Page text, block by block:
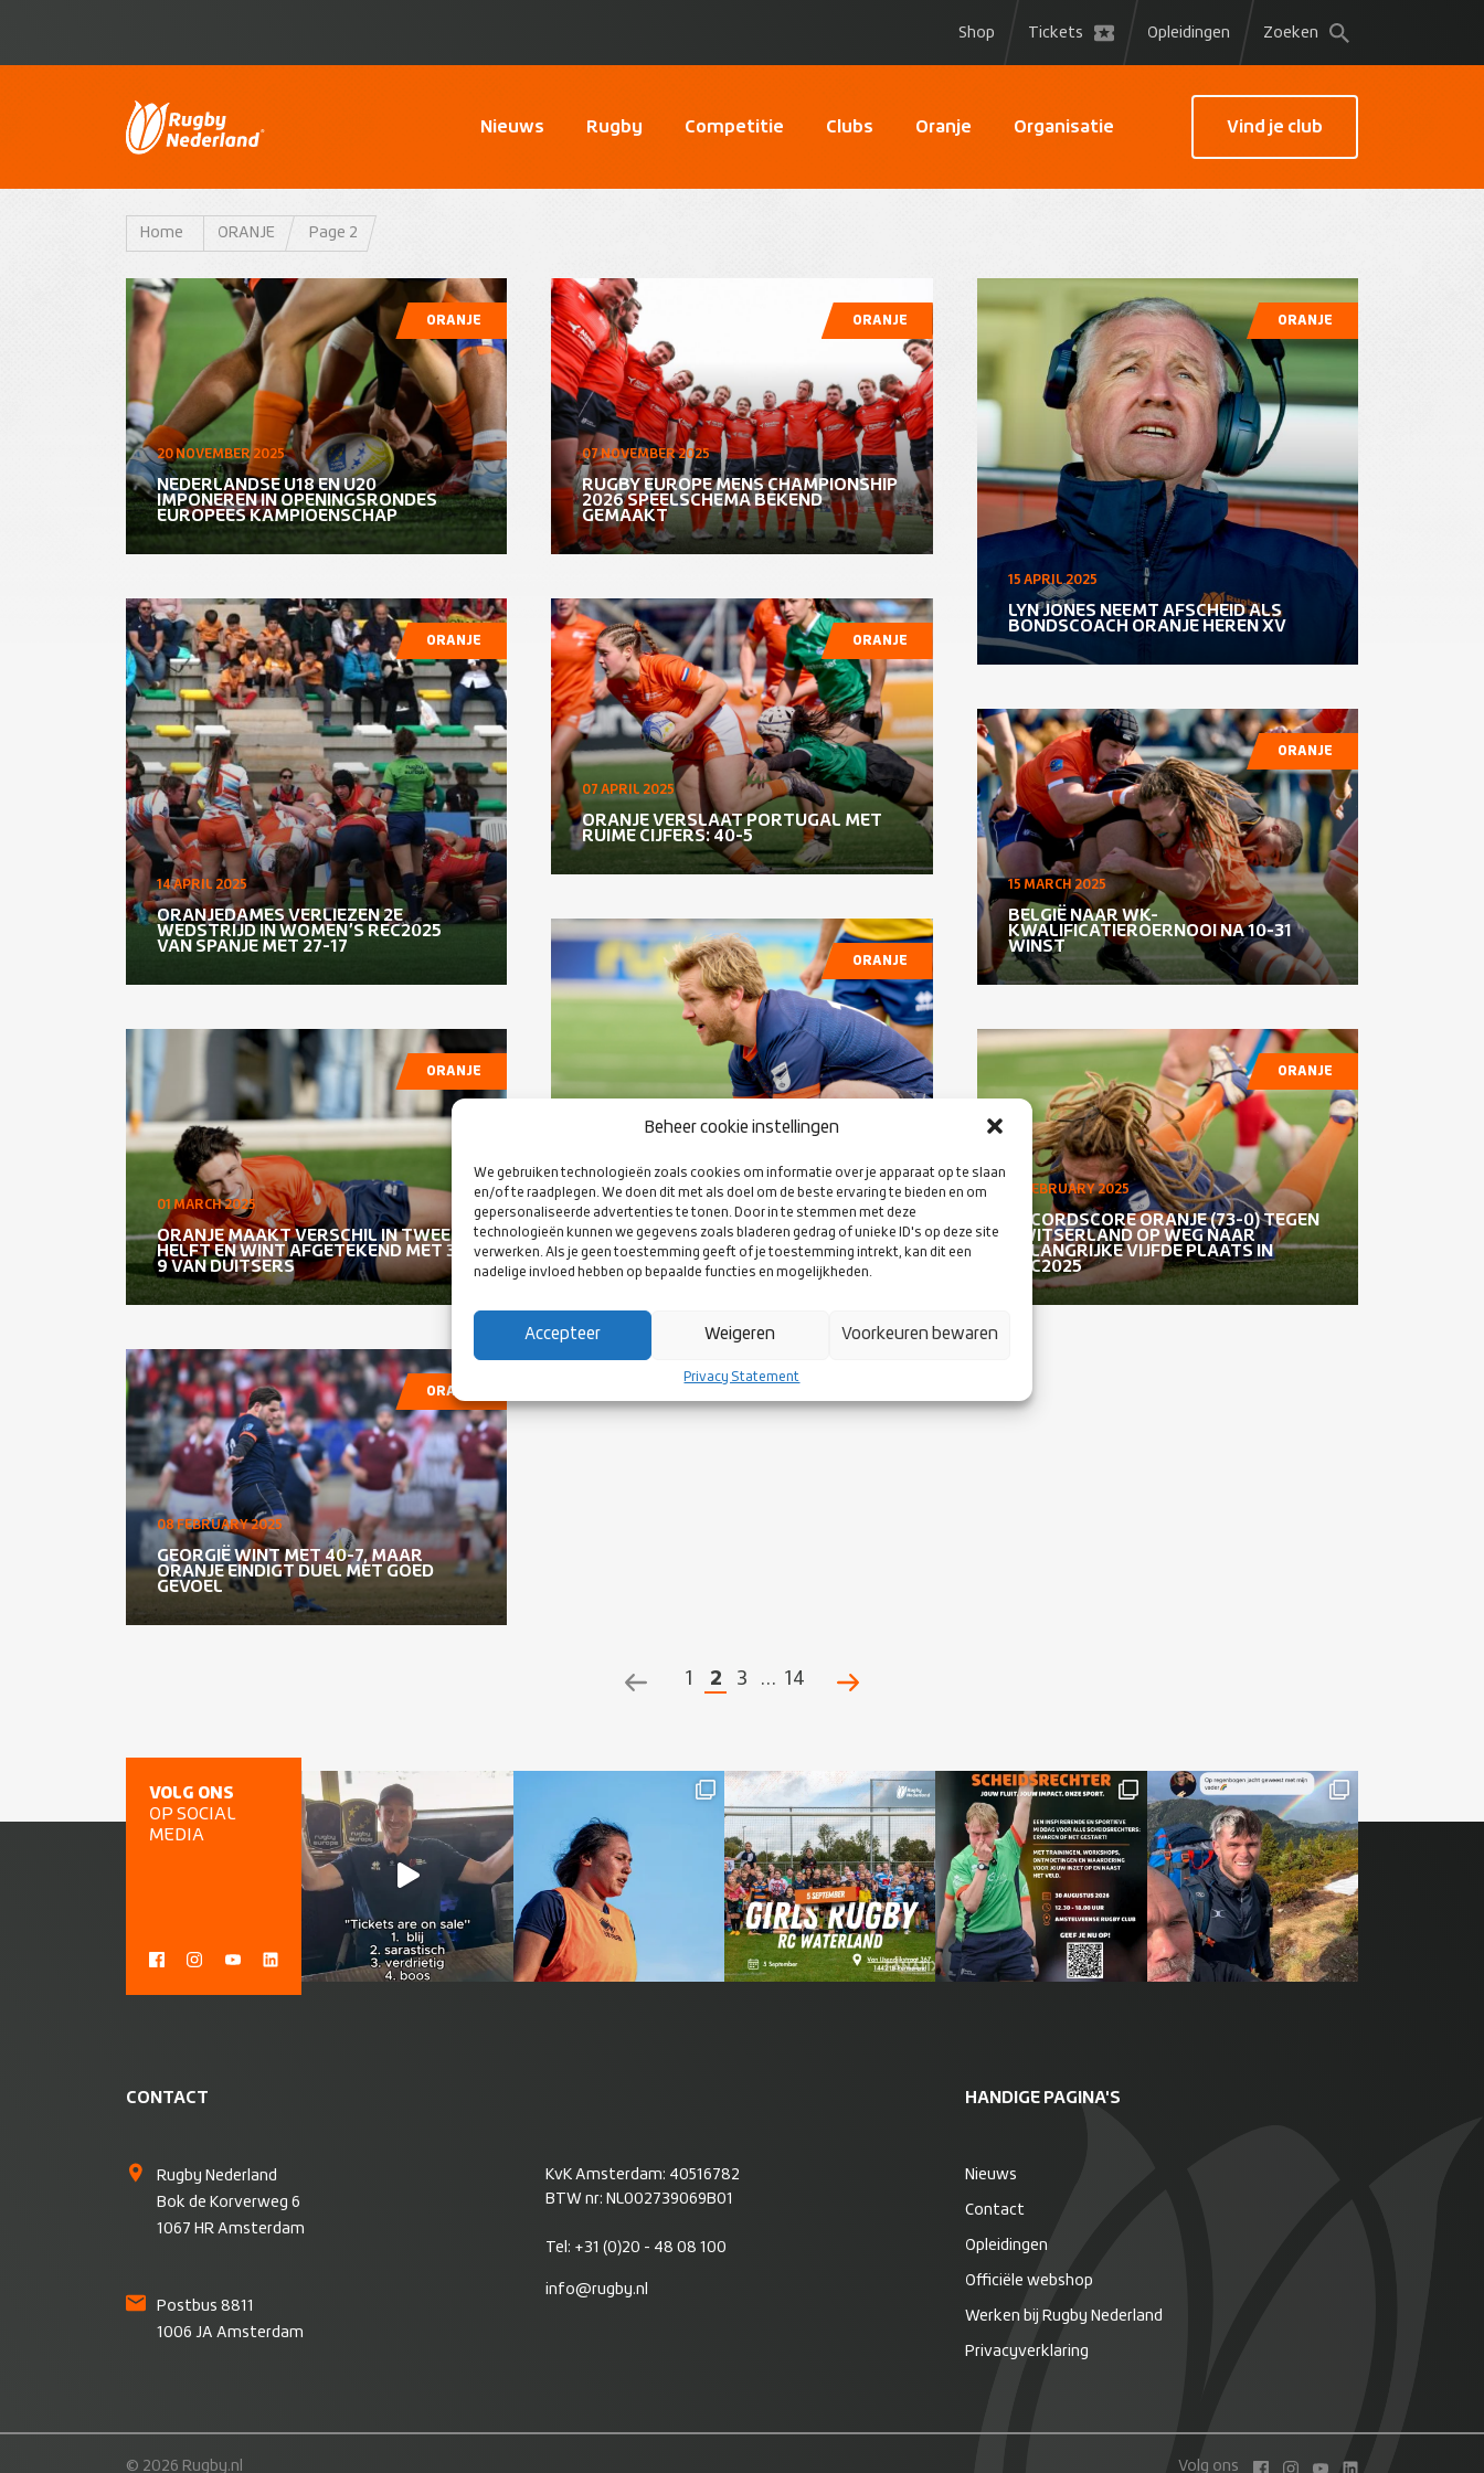
Beheer cookie instellingen
We gebruiken technologieën zoals cookies om informatie over je apparaat op te slaan
en/of te raadplegen. We doen dit met als doel om de beste ervaring te bieden en om
gepersonaliseerde advertenties te tonen. Door in te stemmen met deze
technologieën kunnen we gegevens zoals bladeren gedrag of unieke ID's op deze site
verwerken. Als je geen toestemming geeft of je toestemming intrekt, kan dit een
nadelige invloed hebben op bepaalde functies en mogelijkheden.
Accepteer Weigeren Voorkeuren bewaren
Privacy Statement
Shop Tickets Opleidingen Zoeken
Nieuws Rugby Competitie Clubs Oranje Organisatie Vind je club
Home ORANJE Page 2
20 NOVEMBER 2025
NEDERLANDSE U18 EN U20
IMPONEREN IN OPENINGSRONDES
EUROPEES KAMPIOENSCHAP
ORANJE
14 APRIL 2025
ORANJEDAMES VERLIEZEN 2E
WEDSTRIJD IN WOMEN’S REC2025
VAN SPANJE MET 27-17
ORANJE
01 MARCH 2025
ORANJE MAAKT VERSCHIL IN TWEEDE
HELFT EN WINT AFGETEKEND MET 38-
9 VAN DUITSERS
ORANJE
08 FEBRUARY 2025
GEORGIË WINT MET 40-7, MAAR
ORANJE EINDIGT DUEL MET GOED
GEVOEL
ORANJE
07 NOVEMBER 2025
RUGBY EUROPE MENS CHAMPIONSHIP
2026 SPEELSCHEMA BEKEND
GEMAAKT
ORANJE
07 APRIL 2025
ORANJE VERSLAAT PORTUGAL MET
RUIME CIJFERS: 40-5
ORANJE
24 FEBRUARY 2025
ROUTE NAAR DE RUGBY WORLD CUP
2027
ORANJE
15 APRIL 2025
LYN JONES NEEMT AFSCHEID ALS
BONDSCOACH ORANJE HEREN XV
ORANJE
15 MARCH 2025
BELGIË NAAR WK-
KWALIFICATIEROERNOOI NA 10-31
WINST
ORANJE
15 FEBRUARY 2025
RECORDSCORE ORANJE (73-0) TEGEN
ZWITSERLAND OP WEG NAAR
BELANGRIJKE VIJFDE PLAATS IN
REC2025
ORANJE
POSTS1 2 3 … 14
VOLG ONS
OP SOCIAL
MEDIA
CONTACT
Rugby Nederland
Bok de Korverweg 6
1067 HR Amsterdam
Postbus 8811
1006 JA Amsterdam
KvK Amsterdam: 40516782
BTW nr: NL002739069B01
Tel: +31 (0)20 - 48 08 100
info@rugby.nl
HANDIGE PAGINA'S
Nieuws
Contact
Opleidingen
Officiële webshop
Werken bij Rugby Nederland
Privacyverklaring
© 2026 Rugby.nl Volg ons